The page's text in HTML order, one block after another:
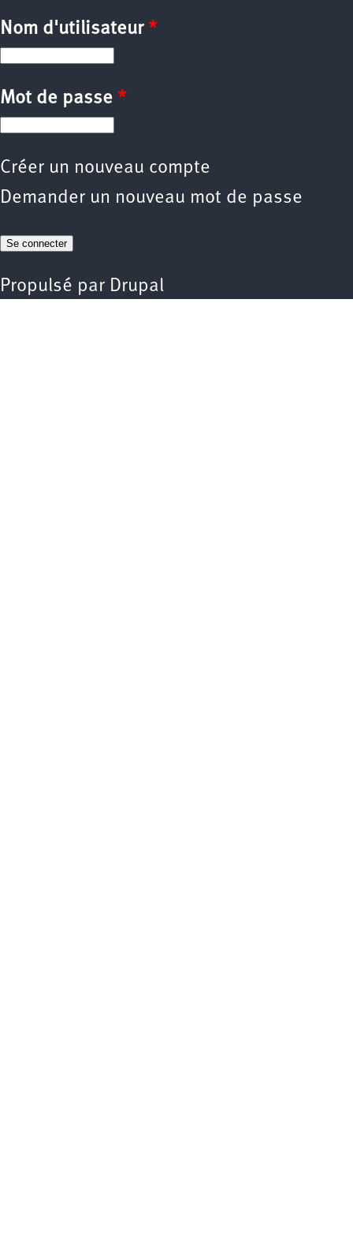
Nom d'utilisateur *
Mot de passe *
Créer un nouveau compte
Demander un nouveau mot de passe
Propulsé par Drupal